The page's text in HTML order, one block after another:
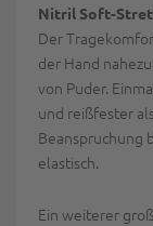
Nitril Soft-
Der
der Hand
von Puder.
und reißfester
Beanspruchung
elastisch.
Ein weiterer